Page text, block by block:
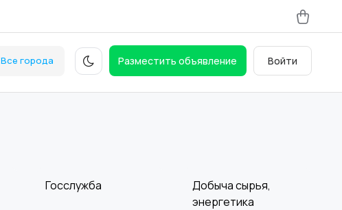
Все города Разместить объявление Войти
Госслужба
Добыча сырья,
энергетика